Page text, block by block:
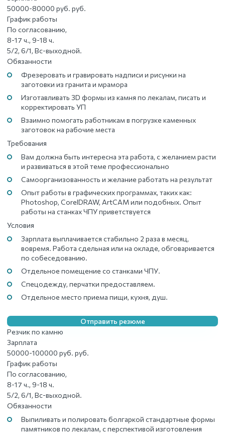
50000-80000 руб. руб.
График работы
По согласованию,
8-17 ч., 9-18 ч.
5/2, 6/1, Вс-выходной.
Обязанности
Фрезеровать и гравировать надписи и рисунки на
заготовки из гранита и мрамора
Изготавливать 3D формы из камня по лекалам, писать и
корректировать УП
Взаимно помогать работникам в погрузке каменных
заготовок на рабочие места
Требования
Вам должна быть интересна эта работа, с желанием расти
и развиваться в этой теме профессионально
Самоорганизованность и желание работать на результат
Опыт работы в графических программах, таких как:
Photoshop, CorelDRAW, ArtCAM или подобных. Опыт
работы на станках ЧПУ приветствуется
Условия
Зарплата выплачивается стабильно 2 раза в месяц,
вовремя. Работа сдельная или на окладе, обговаривается
по собеседованию.
Отдельное помещение со станками ЧПУ.
Спецодежду, перчатки предоставляем.
Отдельное место приема пищи, кухня, душ.
Отправить резюме
Резчик по камню
Зарплата
50000-100000 руб. руб.
График работы
По согласованию,
8-17 ч., 9-18 ч.
5/2, 6/1, Вс-выходной.
Обязанности
Выпиливать и полировать болгаркой стандартные формы
памятников по лекалам, с перспективой изготовления